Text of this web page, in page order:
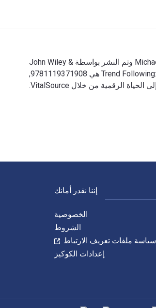
Trend Following: How to Make a Fortune in Bull, Bear, and Black Swan Markets 5th الإصدار تمت الكتابة بواسطة Michael W. Covel; Barry Ritholtz وتم النشر بواسطة John Wiley &
Sons P&T. الأرقام الدولية المعيارية للكتب الدراسية الإلكترونية والرقمية لـ Trend Following: How to Make a Fortune in Bull, Bear, and Black Swan Markets هي 9781119371908,
إننا نقدر أمانك
الخصوصية
الشروط
سياسة ملفات تعريف الارتباط
إعدادات الكوكيز